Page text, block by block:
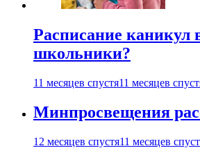
Расписание каникул
школьники?
11 месяцев спустя11 месяцев
Минпросвещения
12 месяцев спустя11 месяцев